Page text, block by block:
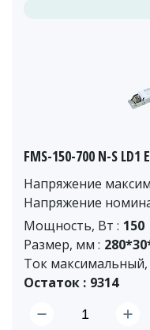
FMS-150-700 N-S LD1 E
Напряжение
Напряжение
Мощность, Вт : 150
Размер, мм :
Ток максимальный,
Остаток : 9314